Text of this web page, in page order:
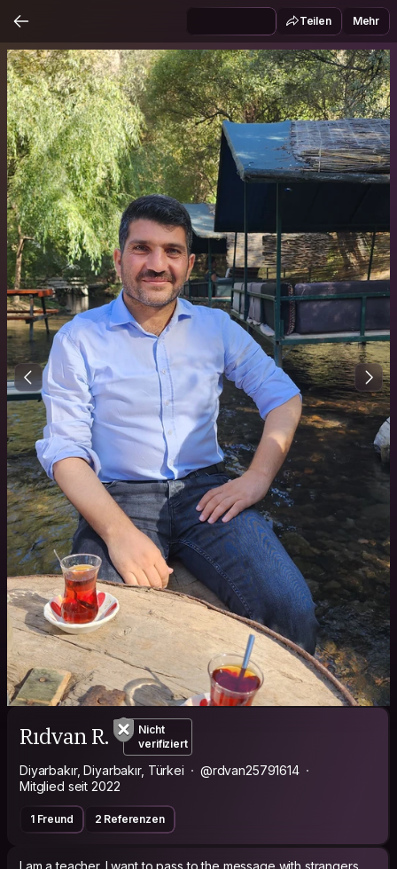
Teilen Mehr
Rıdvan R.
Nicht
verifiziert
Diyarbakır, Diyarbakır, Türkei
@rdvan25791614
Mitglied seit 2022
1 Freund 2 Referenzen
I am a teacher. I want to pass to the message with strangers